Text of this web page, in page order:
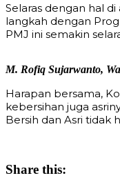
Selaras dengan hal
langkah dengan
PMJ ini semakin
M. Rofiq Sujarwanto,
Harapan bersama,
kebersihan juga
Bersih dan Asri tidak
Share this: